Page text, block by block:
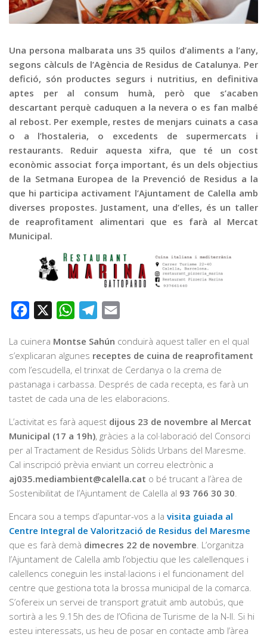
Publicitat
Contacte
Una persona malbarata uns 35 quilos d’aliments a l’any,
segons càlculs de l’Agència de Residus de Catalunya. Per
defició, són productes segurs i nutritius, en definitiva
aptes per al consum humà, però que s’acaben
descartant perquè caduquen a la nevera o es fan malbé
al rebost. Per exemple, restes de menjars cuinats a casa
o a l’hostaleria, o excedents de supermercats i
restaurants. Reduir aquesta xifra, que té un cost
econòmic associat força important, és un dels objectius
de la Setmana Europea de la Prevenció de Residus a la
que hi participa activament l’Ajuntament de Calella amb
diverses propostes. Justament, una d’elles, és un taller
de reaprofitament alimentari que es farà al Mercat
Municipal.
Facebook WhatsAppTelegram
La cuinera Montse Sahún conduirà aquest taller en el qual
s’explicaran algunes receptes de cuina de reaprofitament
com l’escudella, el trinxat de Cerdanya o la crema de
pastanaga i carbassa. Després de cada recepta, es farà un
tastet de cada una de les elaboracions.
L’activitat es farà aquest dijous 23 de novembre al Mercat
Municipal (17 a 19h), gràcies a la col·laboració del Consorci
per al Tractament de Residus Sòlids Urbans del Maresme.
Cal inscripció prèvia enviant un correu electrònic a
aj035.mediambient@calella.cat o bé trucant a l’àrea de
Sostenibilitat de l’Ajuntament de Calella al 93 766 30 30
Encara sou a temps d’apuntar-vos a la visita guiada al
Centre Integral de Valorització de Residus del Maresme
que es farà demà dimecres 22 de novembre . L’organitza
l’Ajuntament de Calella amb l’objectiu que les calellenques i
calellencs coneguin les instal·lacions i el funcionament del
centre que gestiona tota la brossa municipal de la comarca.
S’ofereix un servei de transport gratuït amb autobús, que
sortirà a les 9.15h des de l’Oficina de Turisme de la N-II. Si hi
esteu interessats, us heu de posar en contacte amb l’àrea